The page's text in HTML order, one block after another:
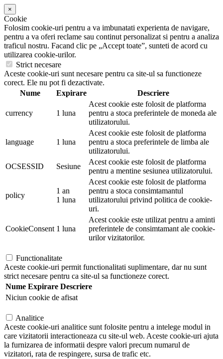
×
Cookie
Folosim cookie-uri pentru a va imbunatati experienta de navigare,
pentru a va oferi reclame sau continut personalizat si pentru a analiza
traficul nostru. Facand clic pe „Accept toate”, sunteti de acord cu
utilizarea cookie-urilor.
Strict necesare
Aceste cookie-uri sunt necesare pentru ca site-ul sa functioneze
corect. Ele nu pot fi dezactivate.
Nume
Expirare Descriere
currency 1 luna
Acest cookie este folosit de platforma
pentru a stoca preferintele de moneda ale
utilizatorului.
language 1 luna
Acest cookie este folosit de platforma
pentru a stoca preferintele de limba ale
utilizatorului.
OCSESSID
Sesiune
Acest cookie este folosit de platforma
pentru a mentine sesiunea utilizatorului.
policy
1 an
1 luna
Acest cookie este folosit de platforma
pentru a stoca consimtamantul
utilizatorului privind politica de cookie-
uri.
CookieConsent 1 luna
Acest cookie este utilizat pentru a aminti
preferintele de consimtamant ale cookie-
urilor vizitatorilor.
Functionalitate
Aceste cookie-uri permit functionalitati suplimentare, dar nu sunt
strict necesare pentru ca site-ul sa functioneze corect.
Nume Expirare Descriere
Niciun cookie de afisat
Analitice
Aceste cookie-uri analitice sunt folosite pentru a intelege modul in
care vizitatorii interactioneaza cu site-ul web. Aceste cookie-uri ajuta
la furnizarea de informatii despre valori precum numarul de
vizitatori, rata de respingere, sursa de trafic etc.